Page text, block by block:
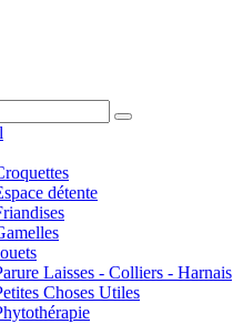
détente
Laisses - Colliers - Harnais
Choses Utiles